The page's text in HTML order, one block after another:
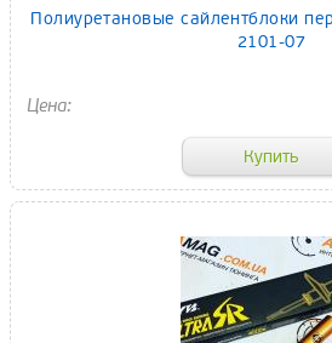
Полиуретановые сайлентблоки
2101-07